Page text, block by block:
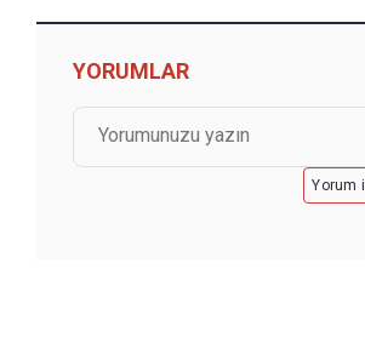
YORUMLAR
Yorum